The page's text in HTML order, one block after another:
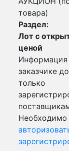
товара)
Раздел:
Лот с
ценой
Информация
заказчике
только
Необходимо